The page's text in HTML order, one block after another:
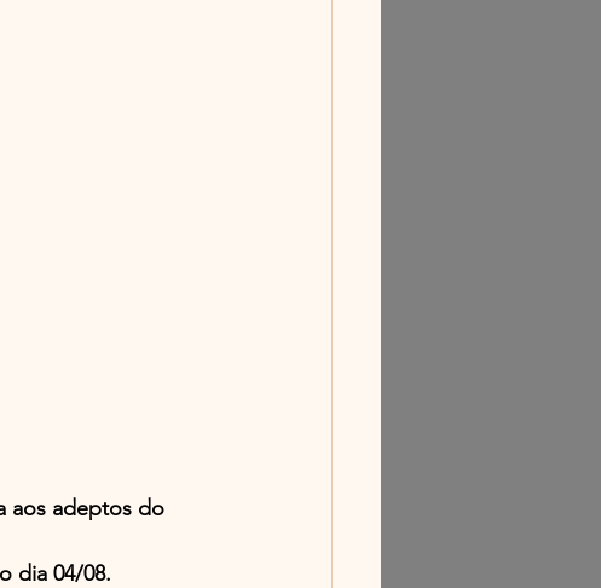
aos adeptos do
dia 04/08.